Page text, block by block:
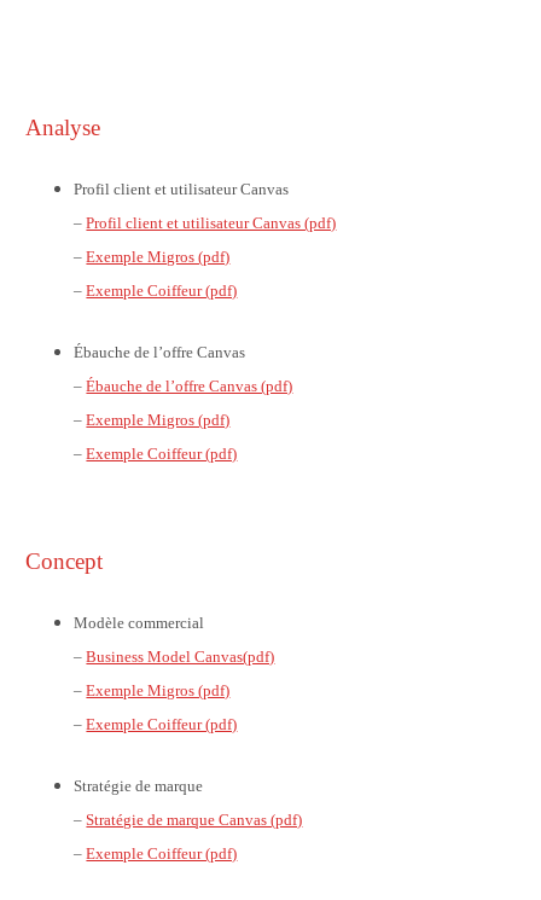
Analyse
Profil client et utilisateur Canvas
–Profil client et utilisateur Canvas (pdf)
–Exemple Migros (pdf)
–Exemple Coiffeur (pdf)
Ébauche de l’offre Canvas
–Ébauche de l’offre Canvas (pdf)
–Exemple Migros (pdf)
–Exemple Coiffeur (pdf)
Concept
Modèle commercial
–Business Model Canvas(pdf)
–Exemple Migros (pdf)
–Exemple Coiffeur (pdf)
Stratégie de marque
–Stratégie de marque Canvas (pdf)
–Exemple Coiffeur (pdf)